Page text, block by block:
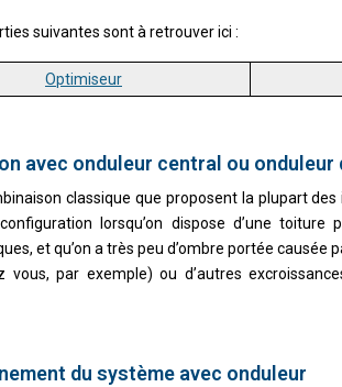
suivantes sont à retrouver ici :
Optimiseur
avec onduleur central ou onduleur
classique que proposent la plupart
lorsqu’on dispose d’une
et qu’on a très peu d’ombre portée
vous, par exemple) ou d’autres
du système avec onduleur